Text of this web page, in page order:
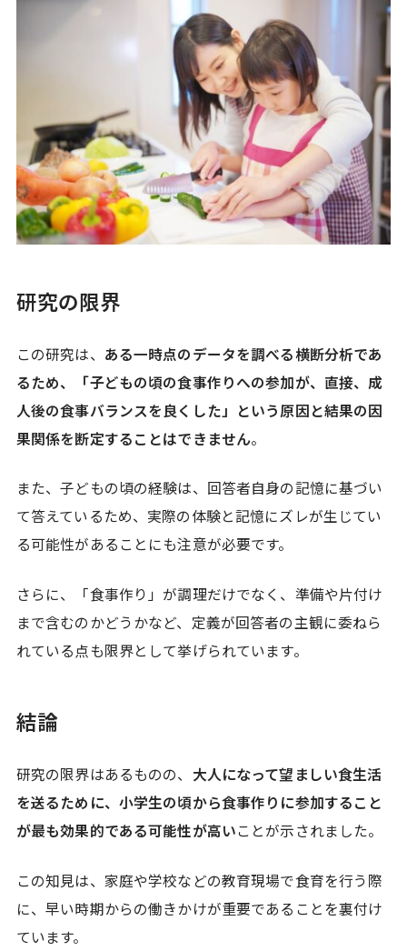
研究の限界
この研究は、 ある一時点のデータを調べる横断分析であ
るため、「子どもの頃の食事作りへの参加が、直接、成
人後の食事バランスを良くした」という原因と結果の因
果関係を断定することはできません。
また、子どもの頃の経験は、回答者自身の記憶に基づい
て答えているため、実際の体験と記憶にズレが生じてい
る可能性があることにも注意が必要です。
さらに、「食事作り」が調理だけでなく、準備や片付け
まで含むのかどうかなど、定義が回答者の主観に委ねら
れている点も限界として挙げられています。
結論
研究の限界はあるものの、 大人になって望ましい食生活
を送るために、小学生の頃から食事作りに参加すること
が最も効果的である可能性が高いことが示されました。
この知見は、家庭や学校などの教育現場で食育を行う際
に、早い時期からの働きかけが重要であることを裏付け
ています。